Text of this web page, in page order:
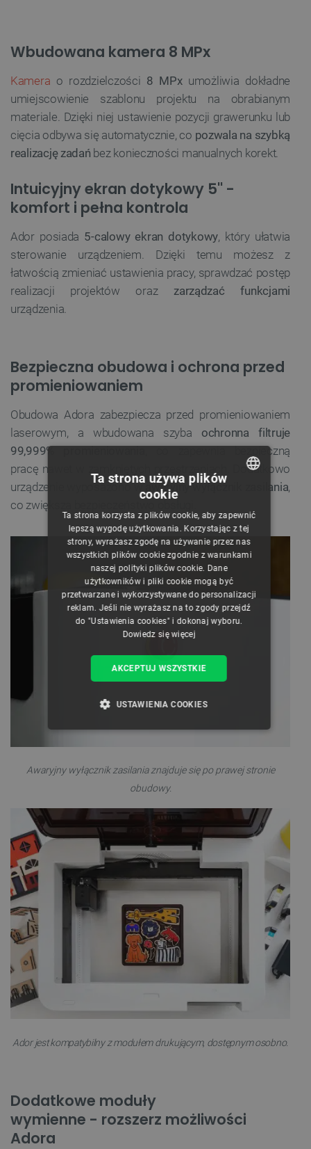
Wbudowana kamera 8 MPx
Kamera o rozdzielczości 8 MPxumożliwia dokładne
umiejscowienie szablonu projektu na obrabianym
materiale. Dzięki niej ustawienie pozycji grawerunku lub
cięcia odbywa się automatycznie, co pozwala na szybką
realizację zadań bez konieczności manualnych korekt.
Intuicyjny ekran dotykowy 5'' -
komfort i pełna kontrola
Ador posiada 5-calowy ekran dotykowy, który ułatwia
sterowanie urządzeniem. Dzięki temu możesz z
łatwością zmieniać ustawienia pracy, sprawdzać postęp
realizacji projektów orazzarządzać funkcjami
urządzenia.
Bezpieczna obudowa i ochrona przed
promieniowaniem
Obudowa Adora zabezpiecza przed promieniowaniem
laserowym, a wbudowana szyba ochronna filtruje
99,999% promieniowania
, co zapewnia bezpieczną
pracę nawet w zamkniętych przestrzeniach. Dodatkowo
urządzenie wyposażono w awaryjny wyłącznik zasilania,
co zwiększa bezpieczeństwo obsługi.
Awaryjny wyłącznik zasilania znajduje się po prawej stronie
obudowy.
Ador jest kompatybilny z modułem drukującym, dostępnym osobno.
Dodatkowe moduły
wymienne - rozszerz możliwości
Adora
CZECH
ENGLISH
GERMAN
Ta strona używa plików
cookie
Ta strona korzysta z plików cookie, aby zapewnić
lepszą wygodę użytkowania. Korzystając z tej
strony, wyrażasz zgodę na używanie przez nas
wszystkich plików cookie zgodnie z warunkami
naszej polityki plików cookie. Dane
użytkowników i pliki cookie mogą być
przetwarzane i wykorzystywane do personalizacji
reklam. Jeśli nie wyrażasz na to zgody przejdź
do "Ustawienia cookies" i dokonaj wyboru.
Dowiedz się więcej
AKCEPTUJ WSZYSTKIE
USTAWIENIA COOKIES
TARGETOWANIE
Niezbędne Wydajność Targetowanie
Niezbędne pliki cookie umożliwiają korzystanie z
podstawowych funkcji strony internetowej, takich
jak logowanie użytkownika i zarządzanie kontem.
Bez niezbędnych plików cookie nie można
prawidłowo korzystać ze strony internetowej.
Nazwa
Provider /
PrestaShop-[abcdef0123456789]{32}